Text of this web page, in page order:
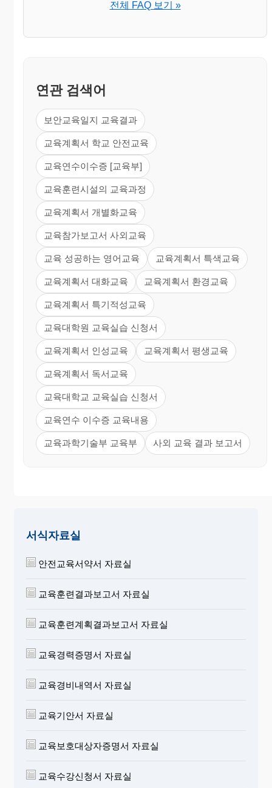
전체 FAQ 보기 »
연관 검색어
보안교육일지 교육결과
교육계획서 학교 안전교육
교육연수이수증 [교육부]
교육훈련시설의 교육과정
교육계획서 개별화교육
교육참가보고서 사외교육
교육 성공하는 영어교육 교육계획서 특색교육
교육계획서 대화교육 교육계획서 환경교육
교육계획서 특기적성교육
교육대학원 교육실습 신청서
교육계획서 인성교육 교육계획서 평생교육
교육계획서 독서교육
교육대학교 교육실습 신청서
교육연수 이수증 교육내용
교육과학기술부 교육부 사외 교육 결과 보고서
서식자료실
안전교육서약서 자료실
교육훈련결과보고서 자료실
교육훈련계획결과보고서 자료실
교육경력증명서 자료실
교육경비내역서 자료실
교육기안서 자료실
교육보호대상자증명서 자료실
교육수강신청서 자료실